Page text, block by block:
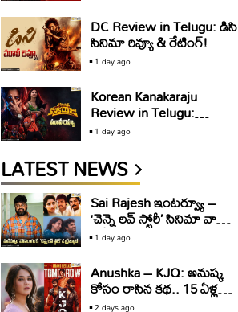
DC Review in Telugu: డిసి
సినిమా రివ్యూ & రేటింగ్!
1 day ago
Korean Kanakaraju
Review in Telugu:
కొరియ‌న్ క‌న‌క‌రాజు సినిమా
రివ్యూ & రేటింగ్!
1 day ago
LATEST NEWS
Sai Rajesh ఇంటర్వ్యూ –
‘చెన్నై లవ్ స్టోరీ’ సినిమా వాళ్ళు
చేస్తే ఇంకా మంచి ఓపెనింగ్
వచ్చేది.. కానీ: సాయి రాజేష్
1 day ago
Anushka – KJQ: అనుష్క
కోసం రాసిన కథ.. 15 ఏళ్ల
తర్వాత సినిమాగా రిలీజ్‌..
2 days ago